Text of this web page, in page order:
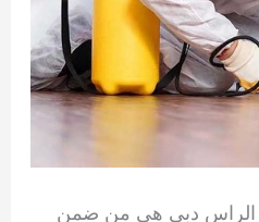
الراس دبي هي من ضمن